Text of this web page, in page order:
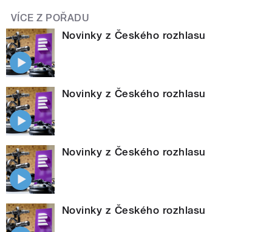
VÍCE Z POŘADU
Novinky z Českého rozhlasu
Novinky z Českého rozhlasu
Novinky z Českého rozhlasu
Novinky z Českého rozhlasu